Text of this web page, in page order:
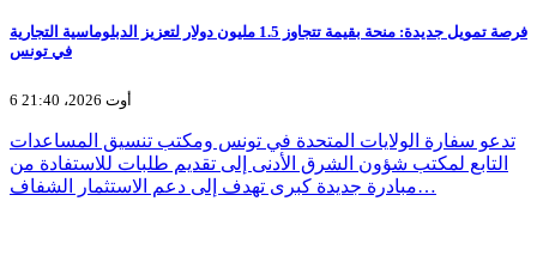
فرصة تمويل جديدة: منحة بقيمة تتجاوز 1.5 مليون دولار لتعزيز الدبلوماسية التجارية
في تونس
6 أوت 2026، 21:40
تدعو سفارة الولايات المتحدة في تونس ومكتب تنسيق المساعدات
التابع لمكتب شؤون الشرق الأدنى إلى تقديم طلبات للاستفادة من
مبادرة جديدة كبرى تهدف إلى دعم الاستثمار الشفاف…